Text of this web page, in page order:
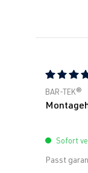
BAR-TEK®
Sofort
Passt